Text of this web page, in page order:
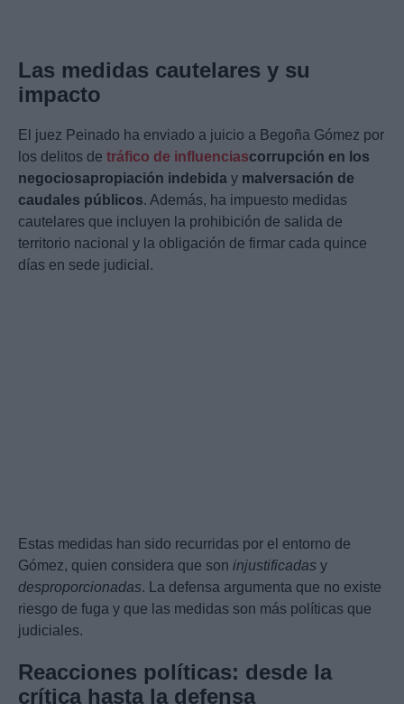
Las medidas cautelares y su
impacto
El juez Peinado ha enviado a juicio a Begoña Gómez por
los delitos de tráfico de influenciascorrupción en los
negociosapropiación indebida y malversación de
caudales públicos. Además, ha impuesto medidas
cautelares que incluyen la prohibición de salida de
territorio nacional y la obligación de firmar cada quince
días en sede judicial.
Estas medidas han sido recurridas por el entorno de
Gómez, quien considera que son injustificadas y
desproporcionadas. La defensa argumenta que no existe
riesgo de fuga y que las medidas son más políticas que
judiciales.
Reacciones políticas: desde la
crítica hasta la defensa